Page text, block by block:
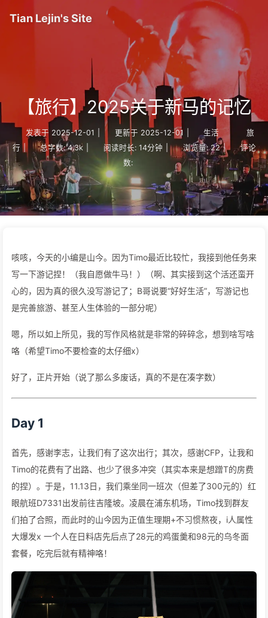
Tian Lejin's Site
【旅行】2025关于新马的记忆
发表于 2025-12-01 更新于 2025-12-01 生活
旅
行 | 总字数: 4.3k 阅读时长: 14分钟 浏览量: 22 |
评论
数:
咳咳，今天的小编是山今。因为Timo最近比较忙，我接到他任务来
写一下游记捏！（我自愿做牛马！）（啊、其实接到这个活还蛮开
心的，因为真的很久没写游记了；B哥说要“好好生活”，写游记也
是完善旅游、甚至人生体验的一部分呢）
嗯，所以如上所见，我的写作风格就是非常的碎碎念，想到啥写啥
咯（希望Timo不要检查的太仔细x）
好了，正片开始（说了那么多废话，真的不是在凑字数）
Day 1
首先，感谢李志，让我们有了这次出行；其次，感谢CFP，让我和
Timo的花费有了出路、也少了很多冲突（其实本来是想蹭T的房费
的捏）。于是，11.13日，我们乘坐同一班次（但差了300元的）红
眼航班D7331出发前往吉隆坡。凌晨在浦东机场，Timo找到群友
们拍了合照，而此时的山今因为正值生理期+不习惯熬夜，i人属性
大爆发x 一个人在日料店先后点了28元的鸡蛋羹和98元的乌冬面
套餐，吃完后就有精神咯！